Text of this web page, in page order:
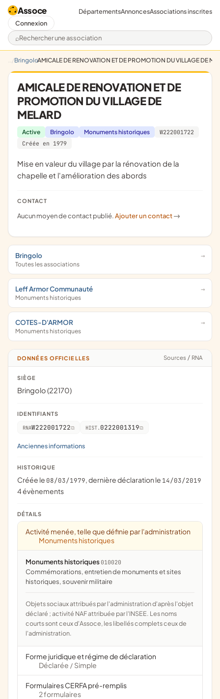
Assoce
Rechercher une association
DépartementsAnnoncesAssociations inscrites
Connexion
BringoloAMICALE DE RENOVATION ET DE PROMOTION DU VILLAGE DE
AMICALE DE RENOVATION ET DE
PROMOTION DU VILLAGE DE
MELARD
Active Bringolo Monuments historiques
W222001722
Créée en 1979
mise en valeur du village par la rénovation de la
chapelle et l'amélioration des abords
CONTACT
Aucun moyen de contact publié.Ajouter un contact ->
Bringolo
Toutes les associations
Leff Armor Communauté
Monuments historiques
COTES-D'ARMOR
Monuments historiques
DONNÉES OFFICIELLES Sources / RNA
SIÈGE
Bringolo (22170)
IDENTIFIANTS
RNAW222001722 HIST. 0222001319
Anciennes informations
HISTORIQUE
Créée le 08/03/1979, dernière déclaration le 14/03/2019
4 évènements
DÉTAILS
Activité menée, telle que définie par l'administration
Monuments historiques
Monuments historiques 010020
commémorations, entretien de monuments et sites
historiques, souvenir militaire
Objets sociaux attribués par l'administration d'après l'objet
déclaré ; activité NAF attribuée par l'INSEE. Les noms
courts sont ceux d'Assoce, les libellés complets ceux de
l'administration.
Forme juridique et régime de déclaration
Déclarée / Simple
Formulaires CERFA pré-remplis
2 formulaires